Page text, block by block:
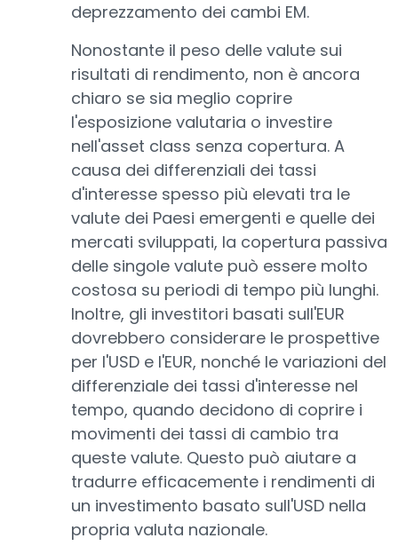
deprezzamento dei cambi EM.
Nonostante il peso delle valute sui
risultati di rendimento, non è ancora
chiaro se sia meglio coprire
l'esposizione valutaria o investire
nell'asset class senza copertura. A
causa dei differenziali dei tassi
d'interesse spesso più elevati tra le
valute dei Paesi emergenti e quelle dei
mercati sviluppati, la copertura passiva
delle singole valute può essere molto
costosa su periodi di tempo più lunghi.
Inoltre, gli investitori basati sull'EUR
dovrebbero considerare le prospettive
per l'USD e l'EUR, nonché le variazioni del
differenziale dei tassi d'interesse nel
tempo, quando decidono di coprire i
movimenti dei tassi di cambio tra
queste valute. Questo può aiutare a
tradurre efficacemente i rendimenti di
un investimento basato sull'USD nella
propria valuta nazionale.